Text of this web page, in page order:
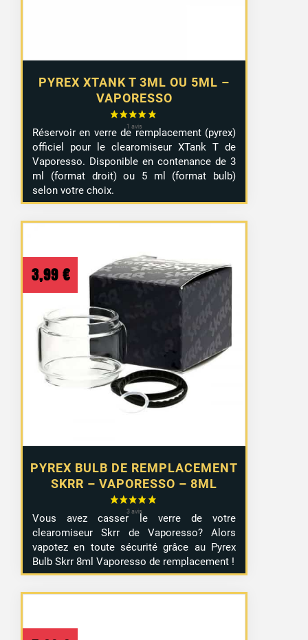
PYREX XTANK T 3ML OU 5ML –
VAPORESSO
Réservoir en verre de remplacement (pyrex)
officiel pour le clearomiseur XTank T de
Vaporesso. Disponible en contenance de 3
ml (format droit) ou 5 ml (format bulb)
selon votre choix.
PYREX BULB DE REMPLACEMENT
SKRR – VAPORESSO – 8ML
3,99 €
Vous avez casser le verre de votre
clearomiseur Skrr de Vaporesso? Alors
vapotez en toute sécurité grâce au Pyrex
Bulb Skrr 8ml Vaporesso de remplacement !